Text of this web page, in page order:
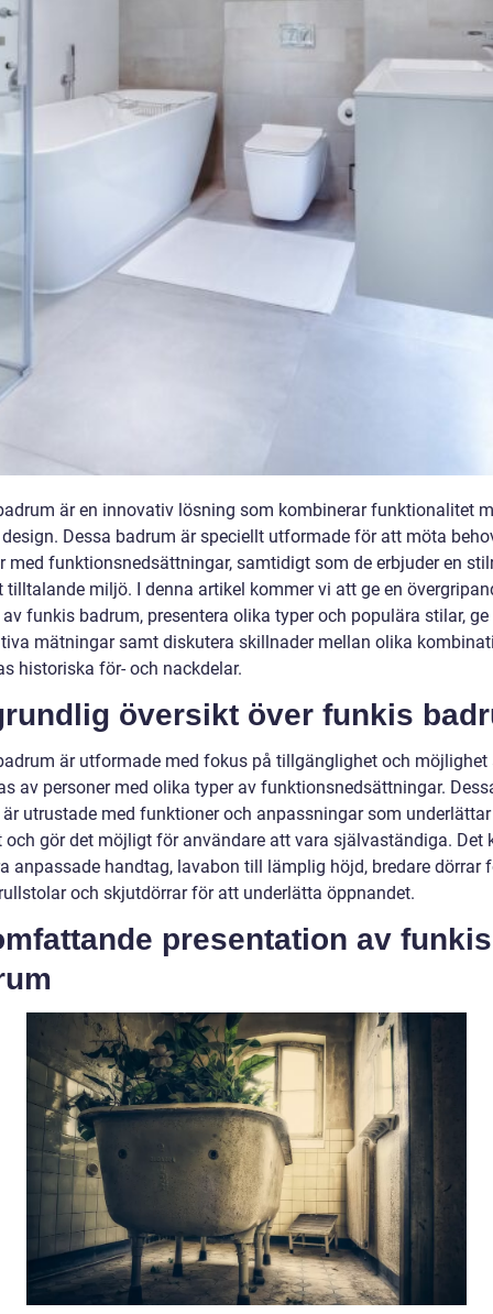
är en innovativ lösning som kombinerar funktionalitet
Dessa badrum är speciellt utformade för att möta
med funktionsnedsättningar, samtidigt som de erbjuder en
tilltalande miljö. I denna artikel kommer vi att ge en
funkis badrum, presentera olika typer och populära stilar, ge
mätningar samt diskutera skillnader mellan olika
historiska för- och nackdelar.
översikt över funkis
är utformade med fokus på tillgänglighet och möjlighet
av personer med olika typer av funktionsnedsättningar.
utrustade med funktioner och anpassningar som underlättar
och gör det möjligt för användare att vara självaständiga. Det
anpassade handtag, lavabon till lämplig höjd, bredare dörrar
och skjutdörrar för att underlätta öppnandet.
presentation av funkis